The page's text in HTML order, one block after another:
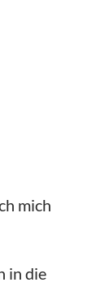
mich
in die